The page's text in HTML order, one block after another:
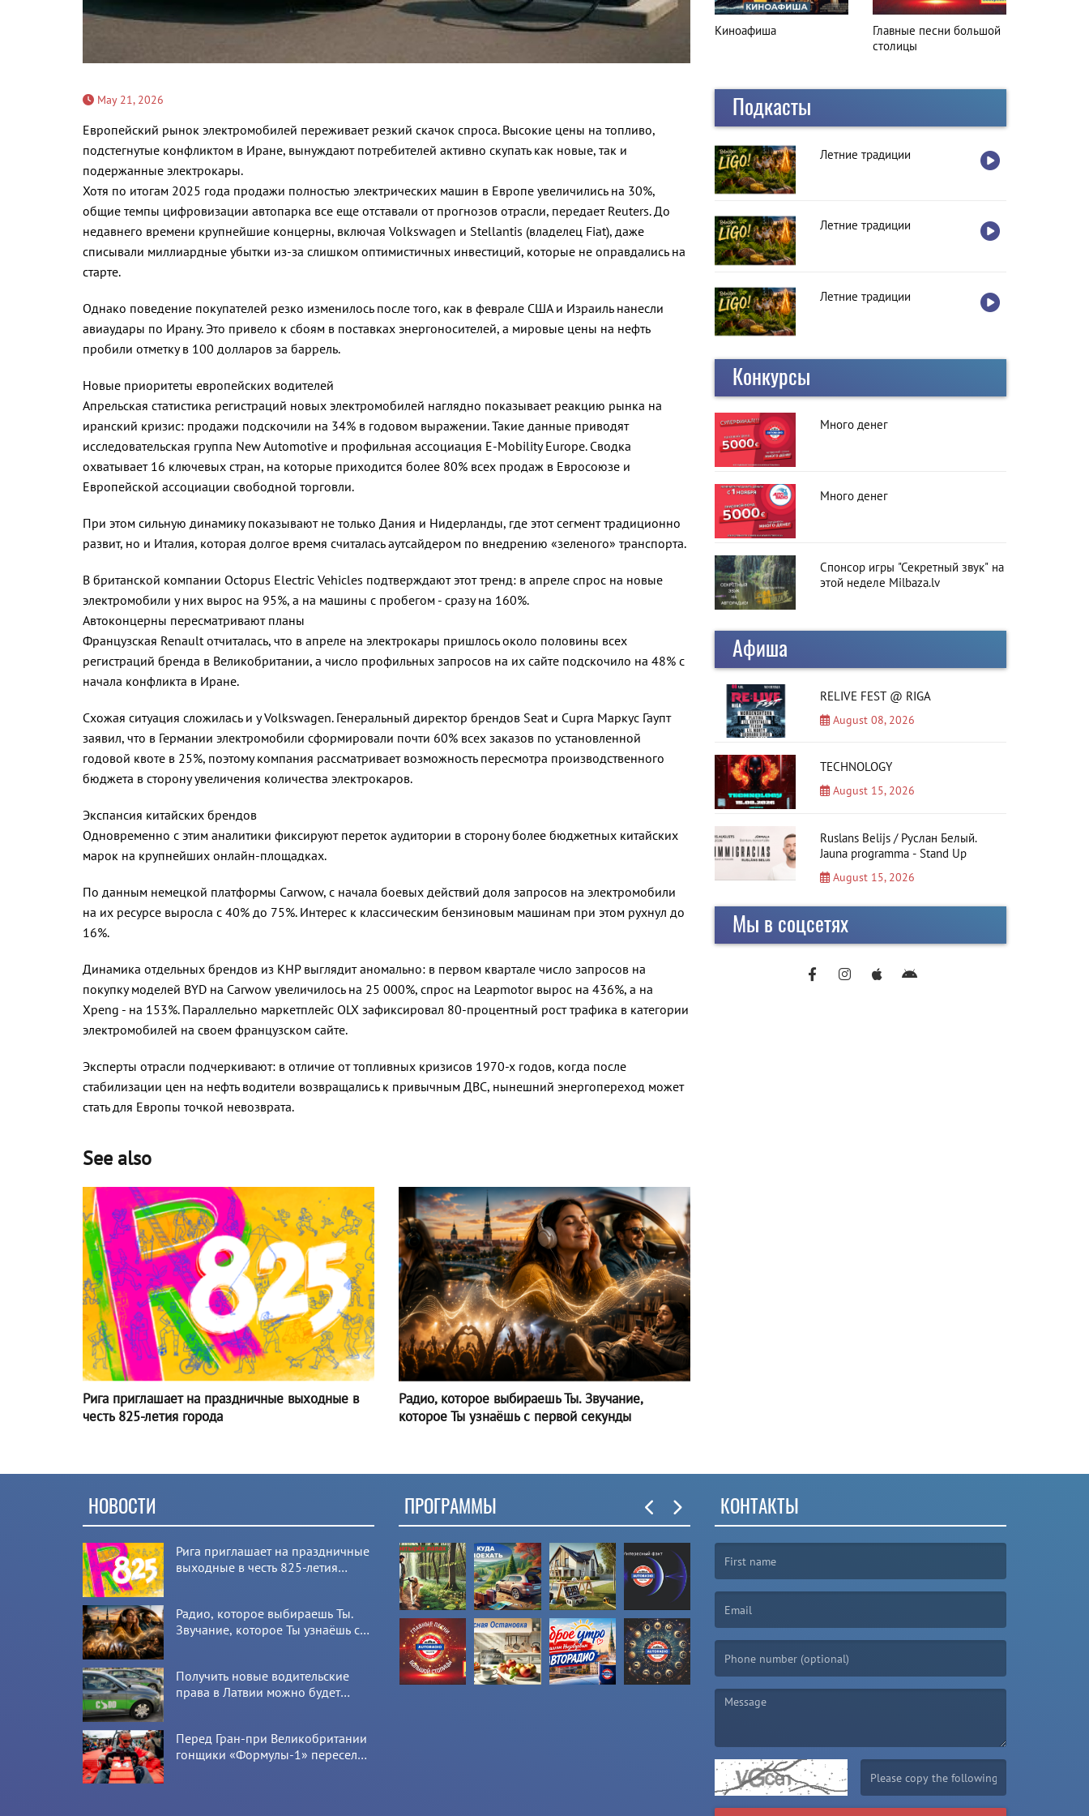
May 21, 2026
Европейский рынок электромобилей переживает резкий скачок спроса. Высокие цены на топливо,
подстегнутые конфликтом в Иране, вынуждают потребителей активно скупать как новые, так и
подержанные электрокары.
Хотя по итогам 2025 года продажи полностью электрических машин в Европе увеличились на 30%,
общие темпы цифровизации автопарка все еще отставали от прогнозов отрасли, передает Reuters. До
недавнего времени крупнейшие концерны, включая Volkswagen и Stellantis (владелец Fiat), даже
списывали миллиардные убытки из-за слишком оптимистичных инвестиций, которые не оправдались на
старте.
Однако поведение покупателей резко изменилось после того, как в феврале США и Израиль нанесли
авиаудары по Ирану. Это привело к сбоям в поставках энергоносителей, а мировые цены на нефть
пробили отметку в 100 долларов за баррель.
Новые приоритеты европейских водителей
Апрельская статистика регистраций новых электромобилей наглядно показывает реакцию рынка на
иранский кризис: продажи подскочили на 34% в годовом выражении. Такие данные приводят
исследовательская группа New Automotive и профильная ассоциация E-Mobility Europe. Сводка
охватывает 16 ключевых стран, на которые приходится более 80% всех продаж в Евросоюзе и
Европейской ассоциации свободной торговли.
При этом сильную динамику показывают не только Дания и Нидерланды, где этот сегмент традиционно
развит, но и Италия, которая долгое время считалась аутсайдером по внедрению «зеленого» транспорта.
В британской компании Octopus Electric Vehicles подтверждают этот тренд: в апреле спрос на новые
электромобили у них вырос на 95%, а на машины с пробегом - сразу на 160%.
Автоконцерны пересматривают планы
Французская Renault отчиталась, что в апреле на электрокары пришлось около половины всех
регистраций бренда в Великобритании, а число профильных запросов на их сайте подскочило на 48% с
начала конфликта в Иране.
Схожая ситуация сложилась и у Volkswagen. Генеральный директор брендов Seat и Cupra Маркус Гаупт
заявил, что в Германии электромобили сформировали почти 60% всех заказов по установленной
годовой квоте в 25%, поэтому компания рассматривает возможность пересмотра производственного
бюджета в сторону увеличения количества электрокаров.
Экспансия китайских брендов
Одновременно с этим аналитики фиксируют переток аудитории в сторону более бюджетных китайских
марок на крупнейших онлайн-площадках.
По данным немецкой платформы Carwow, с начала боевых действий доля запросов на электромобили
на их ресурсе выросла с 40% до 75%. Интерес к классическим бензиновым машинам при этом рухнул до
16%.
Динамика отдельных брендов из КНР выглядит аномально: в первом квартале число запросов на
покупку моделей BYD на Carwow увеличилось на 25 000%, спрос на Leapmotor вырос на 436%, а на
Xpeng - на 153%. Параллельно маркетплейс OLX зафиксировал 80-процентный рост трафика в категории
электромобилей на своем французском сайте.
Эксперты отрасли подчеркивают: в отличие от топливных кризисов 1970-х годов, когда после
стабилизации цен на нефть водители возвращались к привычным ДВС, нынешний энергопереход может
стать для Европы точкой невозврата.
See also
Рига приглашает на праздничные выходные в
честь 825-летия города
Радио, которое выбираешь Ты. Звучание,
которое Ты узнаёшь с первой секунды
Киноафиша
Главные песни большой
столицы
Подкасты
Летние традиции
Летние традиции
Летние традиции
Конкурсы
Много денег
Много денег
Спонсор игры "Секретный звук" на
этой неделе Milbaza.lv
Афиша
RELIVE FEST @ RIGA
August 08, 2026
TECHNOLOGY
August 15, 2026
Ruslans Belijs / Руслан Белый.
Jauna programma - Stand Up
August 15, 2026
Мы в соцсетях
НОВОСТИ
Рига приглашает на праздничные
выходные в честь 825-летия
Радио, которое выбираешь Ты.
Звучание, которое Ты узнаёшь с
Получить новые водительские
права в Латвии можно будет
Перед Гран-при Великобритании
гонщики «Формулы-1» пересели
ПРОГРАММЫ КОНТАКТЫ